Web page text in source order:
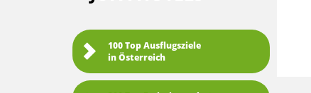
100 Top Ausflugsziele
in Österreich